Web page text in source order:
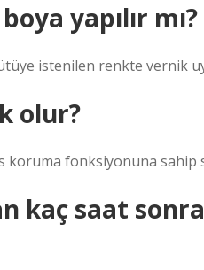
yapılır mı?
istenilen renkte vernik
olur?
koruma fonksiyonuna
kaç saat